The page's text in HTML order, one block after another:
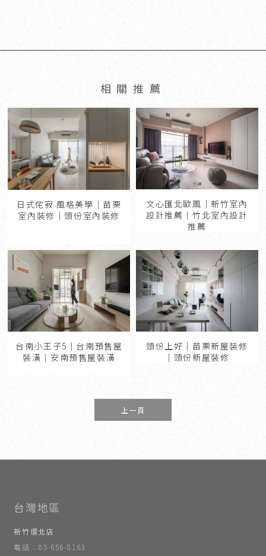
日式侘寂 風格美學｜苗栗
室內裝修｜頭份室內裝修
文心匯北歐風｜新竹室內
設計推薦｜竹北室內設計
推薦
台南小王子5｜台南預售屋
裝潢｜安南預售屋裝潢
頭份上好｜苗栗新屋裝修
｜頭份新屋裝修
上一頁
新竹環北店
電話：03-656-8163